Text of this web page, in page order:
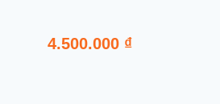
4.500.000 ₫